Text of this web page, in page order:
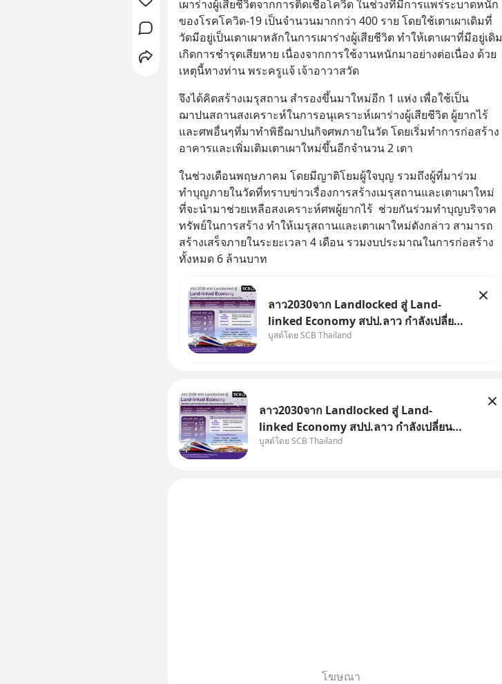
เผาร่างผู้เสียชีวิตจากการติดเชื้อโควิด ในช่วงที่มีการแพร่ระบาดหนัก
ของโรคโควิด-19 เป็นจำนวนมากกว่า 400 ราย โดยใช้เตาเผาเดิมที่
วัดมีอยู่เป็นเตาเผาหลักในการเผาร่างผู้เสียชีวิต ทำให้เตาเผาที่มีอยู่เดิม
เกิดการชำรุดเสียหาย เนื่องจากการใช้งานหนักมาอย่างต่อเนื่อง ด้วย
เหตุนี้ทางท่าน พระครูแจ้ เจ้าอาวาสวัด
จึงได้คิดสร้างเมรุสถาน สำรองขึ้นมาใหม่อีก 1 แห่ง เพื่อใช้เป็น
ฌาปนสถานสงเคราะห์ในการอนุเคราะห์เผาร่างผู้เสียชีวิต ผู้ยากไร้
และศพอื่นๆที่มาทำพิธีฌาปนกิจศพภายในวัด โดยเริ่มทำการก่อสร้าง
อาคารและเพิ่มเติมเตาเผาใหม่ขึ้นอีกจำนวน 2 เตา
ในช่วงเดือนพฤษภาคม โดยมีญาติโยมผู้ใจบุญ รวมถึงผู้ที่มาร่วม
ทำบุญภายในวัดที่ทราบข่าวเรื่องการสร้างเมรุสถานและเตาเผาใหม่
ที่จะนำมาช่วยเหลือสงเคราะห์ศพผู้ยากไร้  ช่วยกันร่วมทำบุญบริจาค
ทรัพย์ในการสร้าง ทำให้เมรุสถานและเตาเผาใหม่ดังกล่าว สามารถ
สร้างเสร็จภายในระยะเวลา 4 เดือน รวมงบประมาณในการก่อสร้าง
ทั้งหมด 6 ล้านบาท
ลาว2030จาก Landlocked สู่ Land-
linked Economy สปป.ลาว กำลังเปลี่ยน
บทบาทจาก “ประเทศทางผ่าน” สู่
บูสต์โดย SCB Thailand
ลาว2030จาก Landlocked สู่ Land-
linked Economy สปป.ลาว กำลังเปลี่ยน
บทบาทจาก “ประเทศทางผ่าน” สู่ “ศูนย์กลาง
บูสต์โดย SCB Thailand
โฆษณา